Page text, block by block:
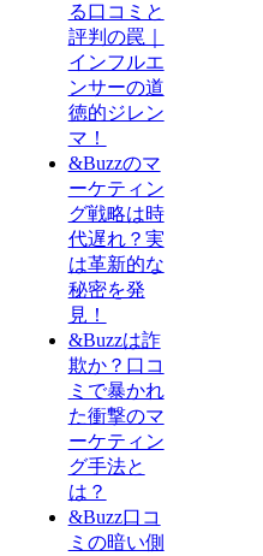
る口コミと
評判の罠｜
インフルエ
ンサーの道
徳的ジレン
マ！
&Buzzのマ
ーケティン
グ戦略は時
代遅れ？実
は革新的な
秘密を発
見！
&Buzzは詐
欺か？口コ
ミで暴かれ
た衝撃のマ
ーケティン
グ手法と
は？
&Buzz口コ
ミの暗い側